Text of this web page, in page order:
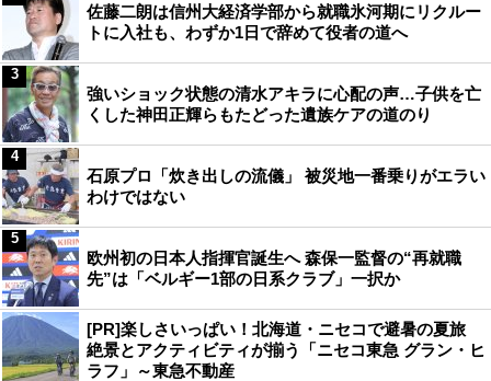
佐藤二朗は信州大経済学部から就職氷河期にリクルー
トに入社も、わずか1日で辞めて役者の道へ
強いショック状態の清水アキラに心配の声…子供を亡
くした神田正輝らもたどった遺族ケアの道のり
3
石原プロ「炊き出しの流儀」 被災地一番乗りがエラい
わけではない
4
欧州初の日本人指揮官誕生へ 森保一監督の“再就職
先”は「ベルギー1部の日系クラブ」一択か
5
[PR]楽しさいっぱい！北海道・ニセコで避暑の夏旅
絶景とアクティビティが揃う「ニセコ東急 グラン・ヒ
ラフ」～東急不動産